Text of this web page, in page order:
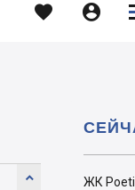
 

ЖК